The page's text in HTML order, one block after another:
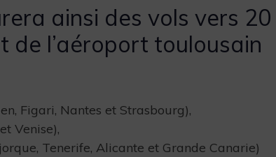
ainsi des vols vers 20
l’aéroport toulousain
Figari, Nantes et Strasbourg),
Venise),
Tenerife, Alicante et Grande Canarie)